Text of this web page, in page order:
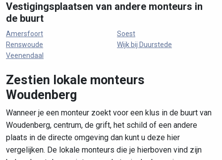
Vestigingsplaatsen van andere monteurs in
de buurt
Amersfoort
Renswoude
Veenendaal
Soest
Wijk bij Duurstede
Zestien lokale monteurs
Woudenberg
Wanneer je een monteur zoekt voor een klus in de buurt van
Woudenberg, centrum, de grift, het schild of een andere
plaats in de directe omgeving dan kunt u deze hier
vergelijken. De lokale monteurs die je hierboven vind zijn